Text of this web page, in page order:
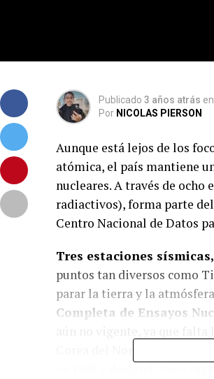
Publicado 3 años atrás en
Por NICOLAS PIERSON
Aunque está lejos de los
atómica, el país mantiene
nucleares. A través de
radiactivos), forma parte
Centro Nacional de Datos
Tres estaciones
puntos tan diversos como
parar la tierra y la
Completa de Ensayos
Corea del Norte, Pakistán